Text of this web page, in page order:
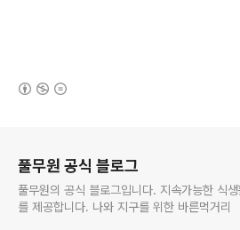
풀무원 공식 블로그
풀무원의 공식 블로그입니다. 지속가능한 식
를 제공합니다. 나와 지구를 위한 바른먹거리